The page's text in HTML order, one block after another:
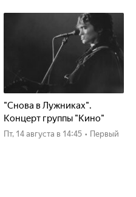
"Снова в Лужниках".
Концерт группы "Кино"
пт, 14 августа в 14:45 • Первый